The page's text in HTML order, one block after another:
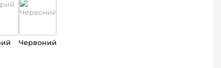
Червоний